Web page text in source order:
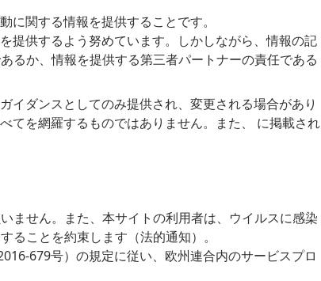
関する情報を提供することです。
供するよう努めています。しかしながら、情報の記
るか、情報を提供する第三者パートナーの責任である
ダンスとしてのみ提供され、変更される場合があり
を網羅するものではありません。また、 に掲載され
ません。また、本サイトの利用者は、ウイルスに感染
ることを約束します（法的通知）。
679号）の規定に従い、欧州連合内のサービスプロ